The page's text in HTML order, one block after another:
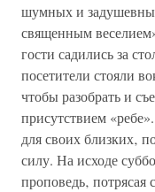
шумных и
священным
гости садились за
посетители стояли
чтобы разобрать и
присутствием
для своих близких‚
силу. На исходе
проповедь‚